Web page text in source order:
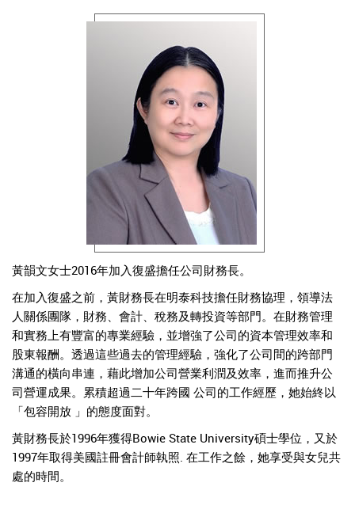
黃韻文女士2016年加入復盛擔任公司財務長。
在加入復盛之前，黃財務長在明泰科技擔任財務協理，領導法
人關係團隊，財務、會計、稅務及轉投資等部門。在財務管理
和實務上有豐富的專業經驗，並增強了公司的資本管理效率和
股東報酬。透過這些過去的管理經驗，強化了公司間的跨部門
溝通的橫向串連，藉此增加公司營業利潤及效率，進而推升公
司營運成果。累積超過二十年跨國 公司的工作經歷，她始終以
「包容開放 」的態度面對。
黃財務長於1996年獲得Bowie State University碩士學位，又於
1997年取得美國註冊會計師執照. 在工作之餘，她享受與女兒共
處的時間。